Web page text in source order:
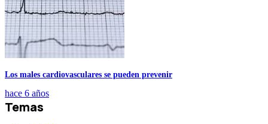
Los males cardiovasculares se pueden prevenir
hace 6 años
Temas